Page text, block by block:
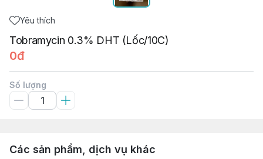
Yêu thích
Tobramycin 0.3% DHT (Lốc/10C)
0đ
Số lượng
Các sản phẩm, dịch vụ khác